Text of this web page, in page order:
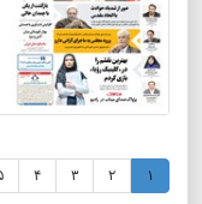
۱ ۲ ۳ ۴